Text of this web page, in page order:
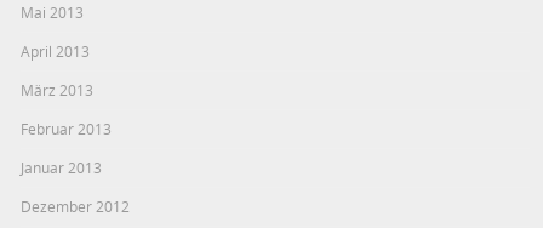
Mai 2013
April 2013
März 2013
Februar 2013
Januar 2013
Dezember 2012